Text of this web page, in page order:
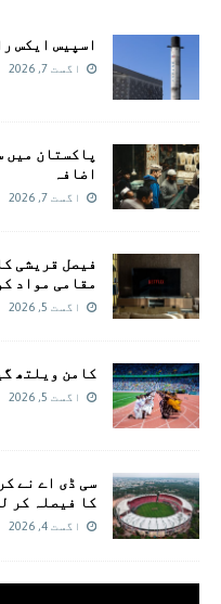
اسپیس ایکس
اگست 7, 2026
اضافہ
اگست 7, 2026
فیصل قریشی
مقامی مواد
اگست 5, 2026
کامن ویلتھ
اگست 5, 2026
سی ڈی اے نے
کا فیصلہ کر
اگست 4, 2026